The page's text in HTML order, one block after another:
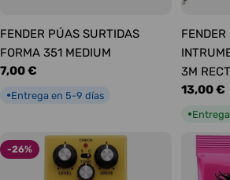
FENDER PÚAS SURTIDAS
FORMA 351 MEDIUM
Precio
7,00 €
●Entrega en 5-9 días
FENDER
3M
Precio
13,00 €
●
-26%